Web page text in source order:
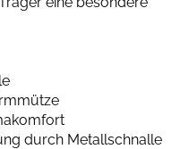
durch Metallschnalle